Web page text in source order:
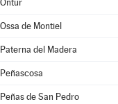
Ontur
Ossa de Montiel
Paterna del Madera
Peñascosa
Peñas de San Pedro